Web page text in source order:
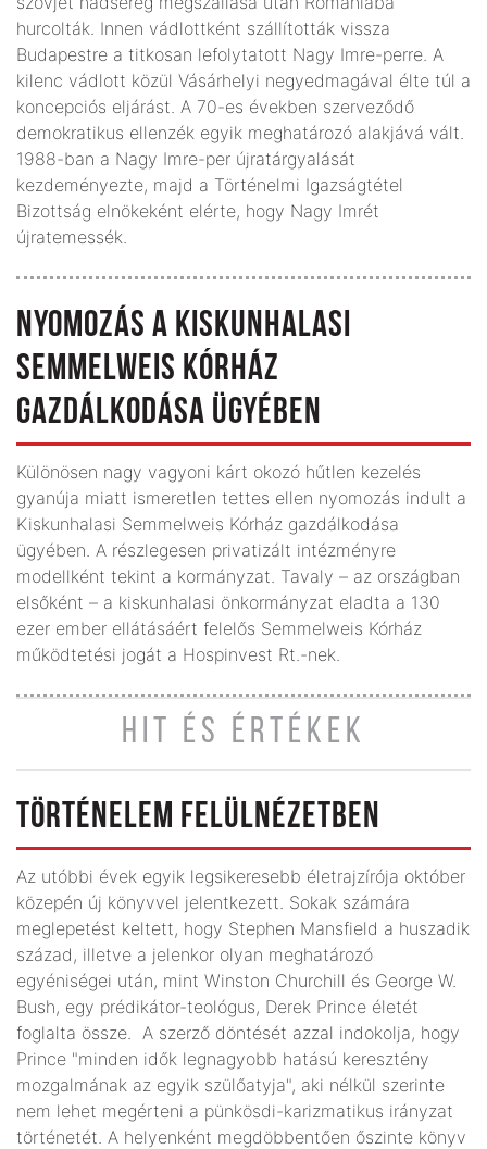
hurcolták. Innen vádlottként szállították vissza
Budapestre a titkosan lefolytatott Nagy Imre-perre. A
kilenc vádlott közül Vásárhelyi negyedmagával élte túl a
koncepciós eljárást. A 70-es években szerveződő
demokratikus ellenzék egyik meghatározó alakjává vált.
1988-ban a Nagy Imre-per újratárgyalását
kezdeményezte, majd a Történelmi Igazságtétel
Bizottság elnökeként elérte, hogy Nagy Imrét
újratemessék.
NYOMOZÁS A KISKUNHALASI
SEMMELWEIS KÓRHÁZ
GAZDÁLKODÁSA ÜGYÉBEN
Különösen nagy vagyoni kárt okozó hűtlen kezelés
gyanúja miatt ismeretlen tettes ellen nyomozás indult a
Kiskunhalasi Semmelweis Kórház gazdálkodása
ügyében. A részlegesen privatizált intézményre
modellként tekint a kormányzat. Tavaly – az országban
elsőként – a kiskunhalasi önkormányzat eladta a 130
ezer ember ellátásáért felelős Semmelweis Kórház
működtetési jogát a Hospinvest Rt.-nek.
HIT ÉS ÉRTÉKEK
TÖRTÉNELEM FELÜLNÉZETBEN
Az utóbbi évek egyik legsikeresebb életrajzírója október
közepén új könyvvel jelentkezett. Sokak számára
meglepetést keltett, hogy Stephen Mansfield a huszadik
század, illetve a jelenkor olyan meghatározó
egyéniségei után, mint Winston Churchill és George W.
Bush, egy prédikátor-teológus, Derek Prince életét
foglalta össze. A szerző döntését azzal indokolja, hogy
Prince "minden idők legnagyobb hatású keresztény
mozgalmának az egyik szülőatyja", aki nélkül szerinte
nem lehet megérteni a pünkösdi-karizmatikus irányzat
történetét. A helyenként megdöbbentően őszinte könyv